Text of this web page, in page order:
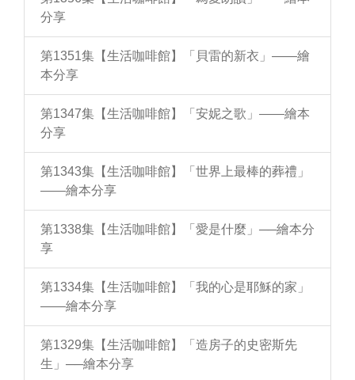
分享
第1351集【生活咖啡館】「貝雷的新衣」——繪
本分享
第1347集【生活咖啡館】「安妮之歌」——繪本
分享
第1343集【生活咖啡館】「世界上最棒的葬禮」
——繪本分享
第1338集【生活咖啡館】「愛是什麼」──繪本分
享
第1334集【生活咖啡館】「我的心是耶穌的家」
——繪本分享
第1329集【生活咖啡館】「造房子的史密斯先
生」──繪本分享